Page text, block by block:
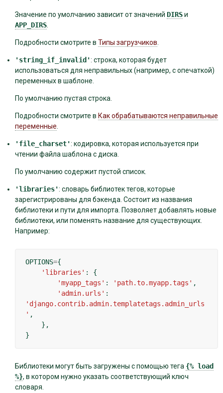
Значение по умолчанию зависит от значений DIRSи
APP_DIRS.
Подробности смотрите в Типы загрузчиков.
'string_if_invalid': строка, которая будет
использоваться для неправильных (например, с опечаткой)
переменных в шаблоне.
По умолчанию пустая строка.
Подробности смотрите в Как обрабатываются неправильные
переменные.
'file_charset': кодировка, которая используется при
чтении файла шаблона с диска.
По умолчанию содержит пустой список.
'libraries': словарь библиотек тегов, которые
зарегистрированы для бэкенда. Состоит из названия
библиотеки и пути для импорта. Позволяет добавлять новые
библиотеки, или поменять название для существующих.
Например:
OPTIONS={
'libraries' :
{
'myapp_tags' : 'path.to.myapp.tags' ,
'admin.urls' :
'django.contrib.admin.templatetags.admin_urls
' ,
},
}
Библиотеки могут быть загружены с помощью тега {% load
%}, в котором нужно указать соответствующий ключ
словаря.